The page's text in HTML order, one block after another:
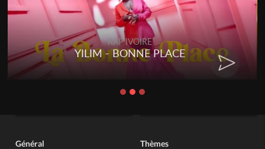
RAP IVOIRE
YILIM - BONNE PLACE
Général Thèmes